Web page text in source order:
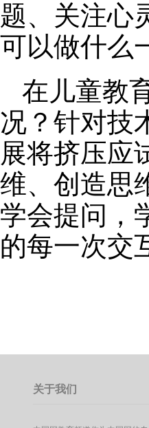
题、关注心
可以做什么
在儿童教
况？针对技
展将挤压应
维、创造思
学会提问，
的每一次交